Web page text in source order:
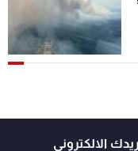
الالكتروني